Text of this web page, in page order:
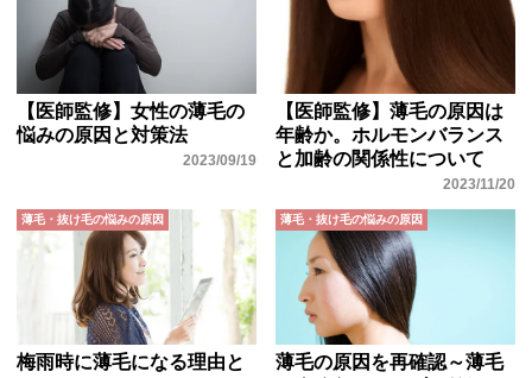
【医師監修】女性の薄毛の
悩みの原因と対策法
2023/09/19
【医師監修】薄毛の原因は
年齢か。ホルモンバランス
と加齢の関係性について
2023/11/20
薄毛・抜け毛の悩みの原因
梅雨時に薄毛になる理由と
薄毛・抜け毛の悩みの原因
薄毛の原因を再確認～薄毛